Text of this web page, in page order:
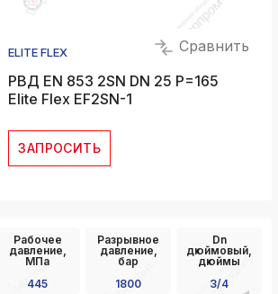
ELITE FLEX
Сравнить
РВД EN 853 2SN DN 25 P=165
Elite Flex EF2SN-1
ЗАПРОСИТЬ
Рабочее
давление,
МПа
445
Разрывное
давление,
бар
1800
Dn
дюймовый,
дюймы
3/4